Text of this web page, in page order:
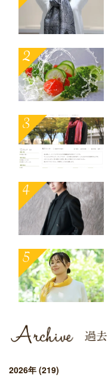
2026年 (219)